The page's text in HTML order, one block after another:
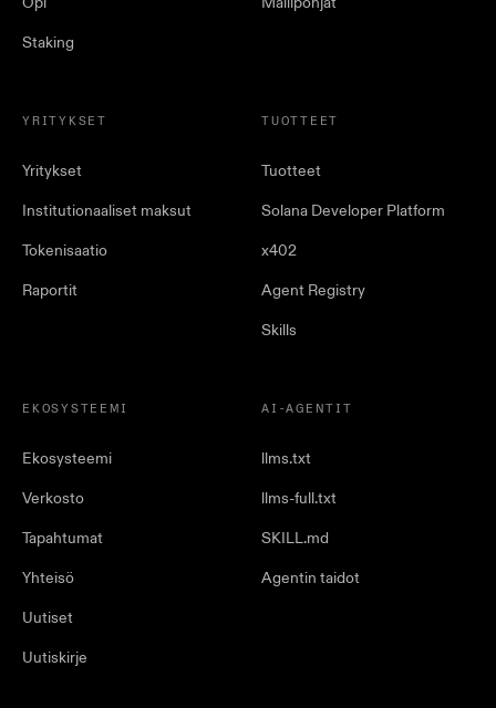
Staking
YRITYKSET
Yritykset
Institutionaaliset maksut
Tokenisaatio
Raportit
TUOTTEET
Tuotteet
Solana Developer Platform
x402
Agent Registry
Skills
EKOSYSTEEMI
Ekosysteemi
Verkosto
Tapahtumat
Yhteisö
Uutiset
Uutiskirje
AI-AGENTIT
llms.txt
llms-full.txt
SKILL.md
Agentin taidot